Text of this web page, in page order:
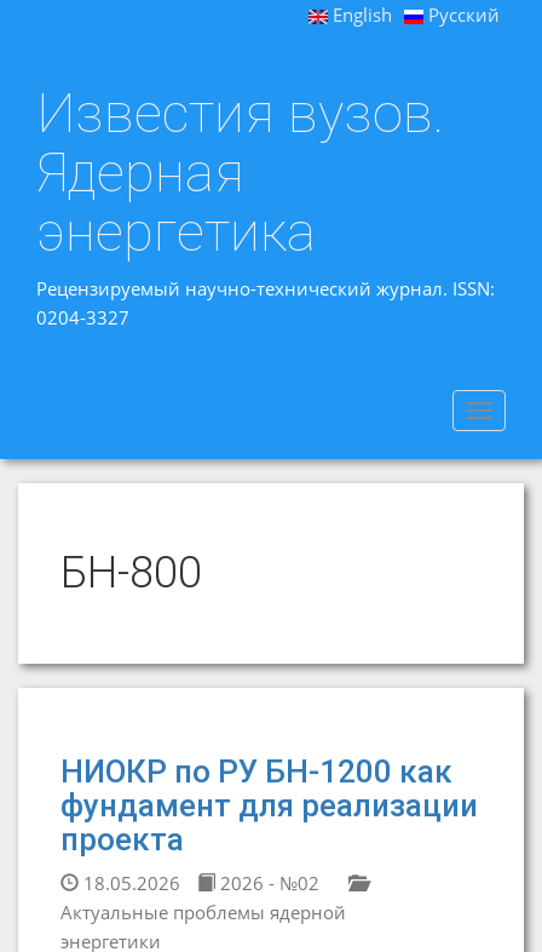
English Русский
Известия вузов.
Ядерная
энергетика
Рецензируемый научно-технический журнал. ISSN:
0204-3327
Toggle
БН-800
НИОКР по РУ БН-1200 как
фундамент для реализации
проекта
18.05.2026
2026 - №02
Актуальные проблемы ядерной
энергетики